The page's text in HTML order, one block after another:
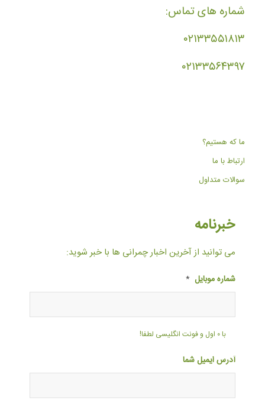
شماره های تماس:
۰۲۱۳۳۵۵۱۸۱۳
۰۲۱۳۳۵۶۴۳۹۷
ما که هستیم؟
ارتباط با ما
سوالات متداول
خبرنامه
می توانید از آخرین اخبار چمرانی ها با خبر شوید:
شماره موبایل *
با ۰ اول و فونت انگلیسی لطفا!
آدرس ایمیل شما